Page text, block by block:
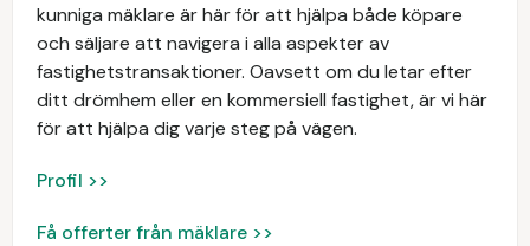
kunniga mäklare är här för att hjälpa både köpare
och säljare att navigera i alla aspekter av
fastighetstransaktioner. Oavsett om du letar efter
ditt drömhem eller en kommersiell fastighet, är vi här
för att hjälpa dig varje steg på vägen.
Profil >>
Få offerter från mäklare >>